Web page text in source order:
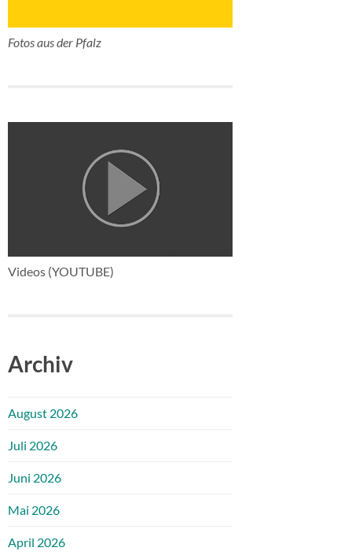
Fotos aus der Pfalz
Videos (YOUTUBE)
Archiv
August 2026
Juli 2026
Juni 2026
Mai 2026
April 2026